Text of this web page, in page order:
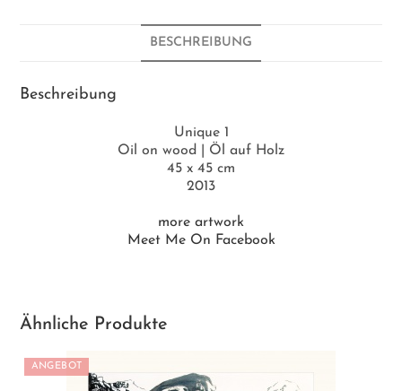
BESCHREIBUNG
Beschreibung
Unique 1
Oil on wood | Öl auf Holz
45 x 45 cm
2013
more artwork
Meet Me On Facebook
Ähnliche Produkte
ANGEBOT